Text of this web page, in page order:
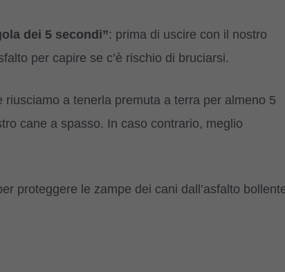
dei 5 secondi”: prima di uscire con il nostro
per capire se c’è rischio di bruciarsi.
a tenerla premuta a terra per almeno 5
cane a spasso. In caso contrario, meglio
proteggere le zampe dei cani dall’asfalto